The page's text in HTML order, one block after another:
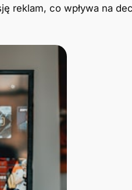
reklam, co wpływa na